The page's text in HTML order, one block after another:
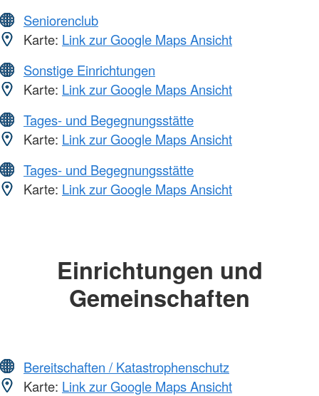
Seniorenclub
Karte: Link zur Google Maps Ansicht
Sonstige Einrichtungen
Karte: Link zur Google Maps Ansicht
Tages- und Begegnungsstätte
Karte: Link zur Google Maps Ansicht
Tages- und Begegnungsstätte
Karte: Link zur Google Maps Ansicht
Einrichtungen und
Gemeinschaften
Bereitschaften / Katastrophenschutz
Karte: Link zur Google Maps Ansicht